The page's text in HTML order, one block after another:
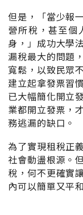
但是，「當少報
營所稅，甚至個
身，」成功大學
漏稅最大的問題
寬鬆，以致民眾
建立起拿發票習
已大幅簡化開立
業都開立發票，
務逃漏的缺口。
為了實現租稅正
社會動盪根源。
稅，何不更確實
內可以簡單又平